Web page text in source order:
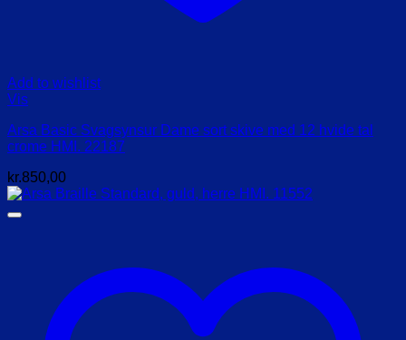
Add to wishlist
Vis
Arsa Basic Svagsynsur Dame sort skive med 12 hvide tal
crome HMI. 22187
kr.850,00